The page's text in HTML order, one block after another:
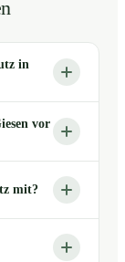
in
vor
mit?